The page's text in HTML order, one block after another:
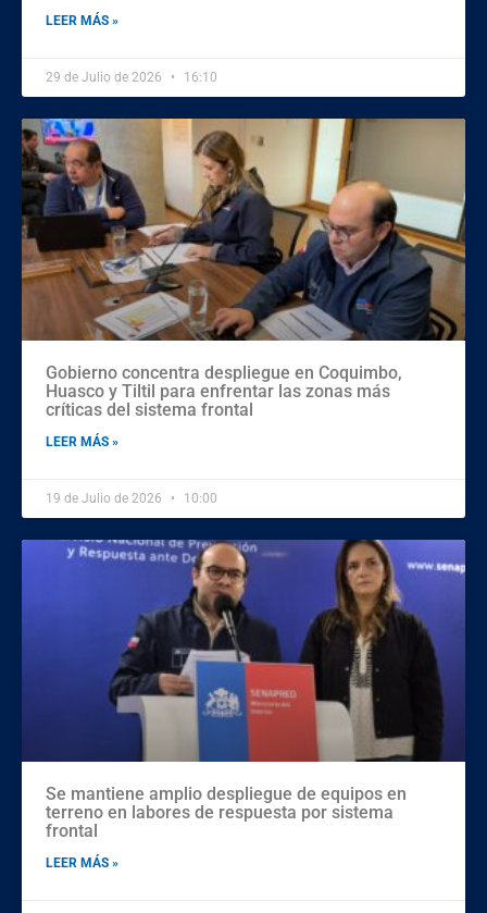
LEER MÁS »
29 de Julio de 2026 16:10
Gobierno concentra despliegue en Coquimbo,
Huasco y Tiltil para enfrentar las zonas más
críticas del sistema frontal
LEER MÁS »
19 de Julio de 2026 10:00
Se mantiene amplio despliegue de equipos en
terreno en labores de respuesta por sistema
frontal
LEER MÁS »